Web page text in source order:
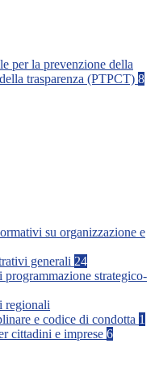
per la prevenzione della
trasparenza (PTPCT) 8
su organizzazione e
generali 24
strategico-
regionali
e codice di condotta 1
cittadini e imprese 6